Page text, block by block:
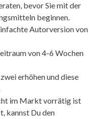
bevor Sie mit der
beginnen.
Autorversion von
von 4-6 Wochen
erhöhen und diese
im Markt vorrätig ist
kannst Du den